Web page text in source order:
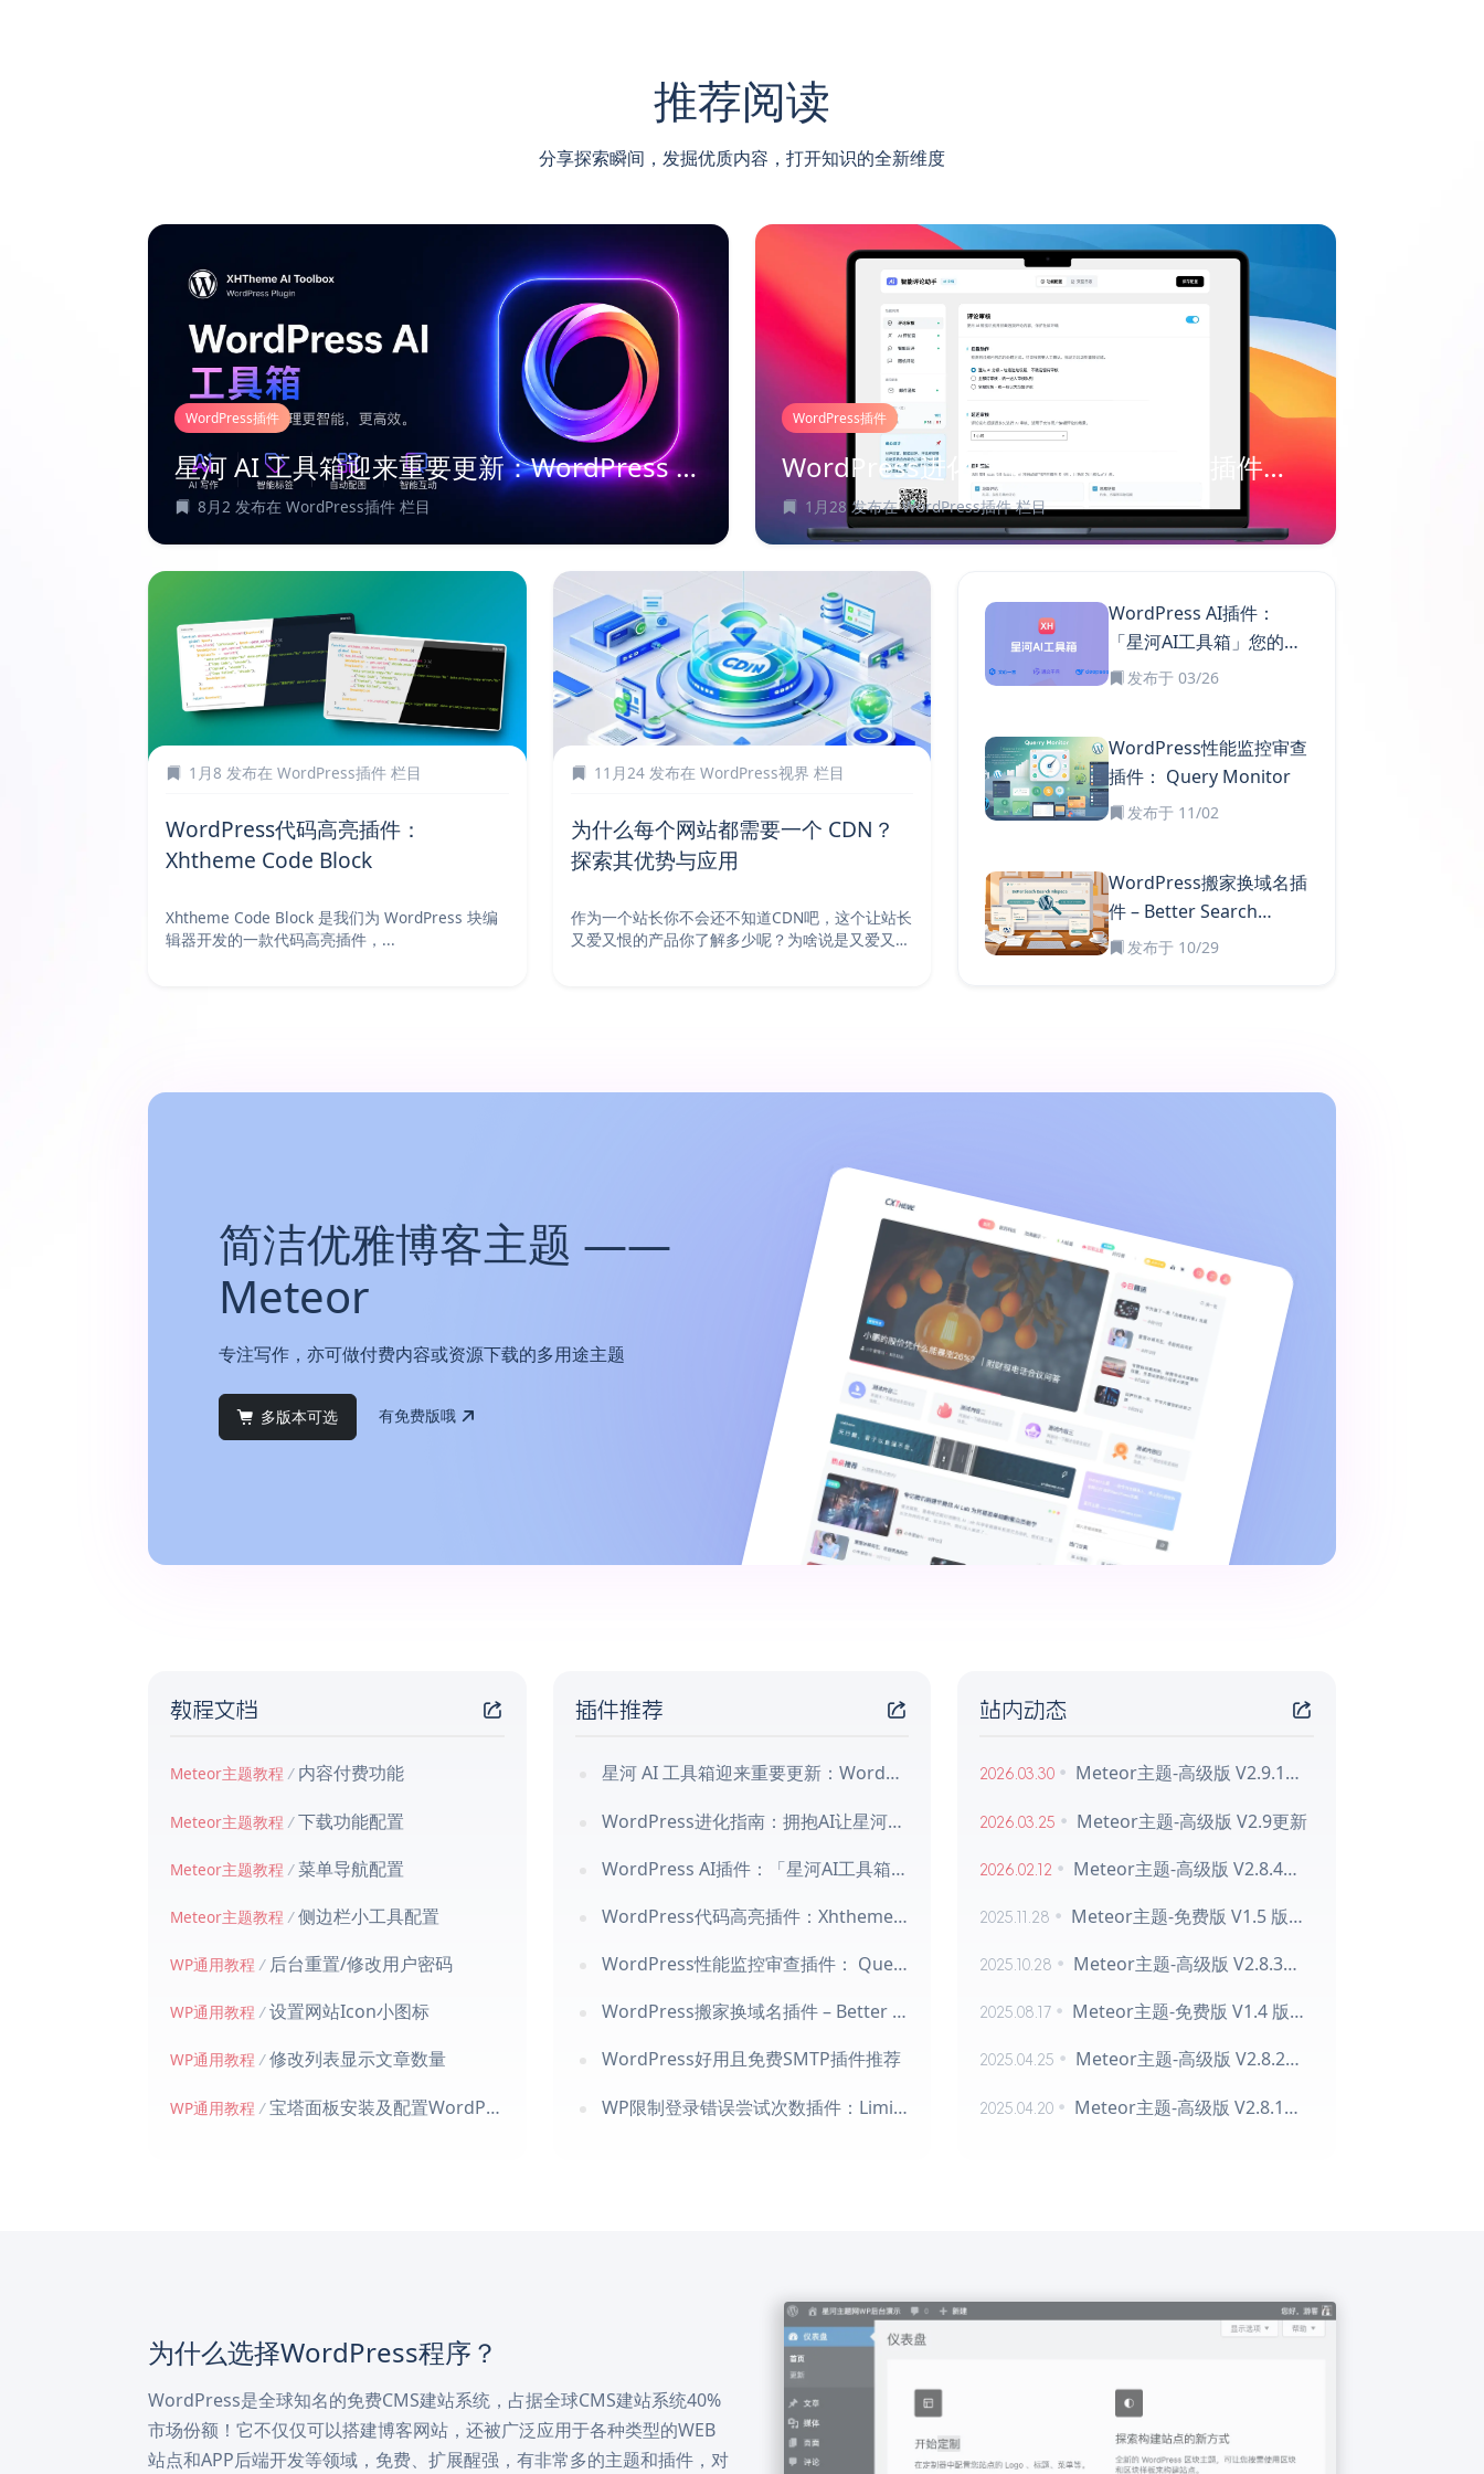
推荐阅读
分享探索瞬间，发掘优质内容，打开知识的全新维度
WordPress插件
星河 AI 工具箱迎来重要更新：WordPress 内容生产有了完整工作流
8月2 发布在 WordPress插件 栏目
WordPress插件
WordPress进化指南：拥抱AI让星河插件重塑您的网站交互
1月28 发布在WordPress插件栏目
1月8 发布在 WordPress插件 栏目
WordPress代码高亮插件：
Xhtheme Code Block
Xhtheme Code Block 是我们为 WordPress 块编
辑器开发的一款代码高亮插件，...
11月24发布在 WordPress视界 栏目
为什么每个网站都需要一个 CDN？
探索其优势与应用
作为一个站长你不会还不知道CDN吧，这个让站长
又爱又恨的产品你了解多少呢？为啥说是又爱又恨
WordPress AI插件：
「星河AI工具箱」您的AI
智能助手
发布于 03/26
WordPress性能监控审查
插件： Query Monitor
发布于 11/02
WordPress搬家换域名插
件 – Better Search
Replace
发布于 10/29
简洁优雅博客主题 ——
Meteor
专注写作，亦可做付费内容或资源下载的多用途主题
多版本可选 有免费版哦
教程文档
Meteor主题教程 / 内容付费功能
Meteor主题教程 / 下载功能配置
Meteor主题教程 / 菜单导航配置
Meteor主题教程 / 侧边栏小工具配置
WP通用教程 / 后台重置/修改用户密码
WP通用教程 / 设置网站Icon小图标
WP通用教程 / 修改列表显示文章数量
WP通用教程 / 宝塔面板安装及配置WordPress引导
插件推荐
星河 AI 工具箱迎来重要更新：WordPress 内容生产有了完整工作流
WordPress进化指南：拥抱AI让星河插件重塑您的网站交互
WordPress AI插件：「星河AI工具箱」您的AI智能助手
WordPress代码高亮插件：Xhtheme Code Block
WordPress性能监控审查插件： Query Monitor
WordPress搬家换域名插件 – Better Search Replace
WordPress好用且免费SMTP插件推荐
WP限制登录错误尝试次数插件：Limit Login Attempts Reloaded
站内动态
2026.03.30 Meteor主题-高级版 V2.9.1更新
2026.03.25 Meteor主题-高级版 V2.9更新
2026.02.12 Meteor主题-高级版 V2.8.4更新
2025.11.28 Meteor主题-免费版 V1.5 版本更新
2025.10.28 Meteor主题-高级版 V2.8.3更新
2025.08.17 Meteor主题-免费版 V1.4 版本更新
2025.04.25 Meteor主题-高级版 V2.8.2更新
2025.04.20 Meteor主题-高级版 V2.8.1更新
为什么选择WordPress程序？
WordPress是全球知名的免费CMS建站系统，占据全球CMS建站系统40%
市场份额！它不仅仅可以搭建博客网站，还被广泛应用于各种类型的WEB
站点和APP后端开发等领域，免费、扩展醒强，有非常多的主题和插件，对